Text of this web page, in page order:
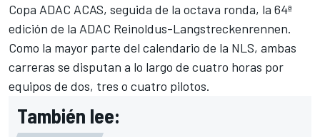
Copa ADAC ACAS, seguida de la octava ronda, la 64ª
edición de la ADAC Reinoldus-Langstreckenrennen.
Como la mayor parte del calendario de la NLS, ambas
carreras se disputan a lo largo de cuatro horas por
equipos de dos, tres o cuatro pilotos.
También lee: